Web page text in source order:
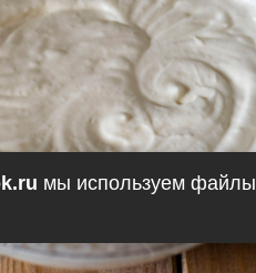
мы используем файлы